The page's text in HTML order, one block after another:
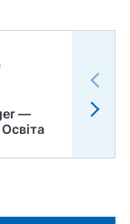
—